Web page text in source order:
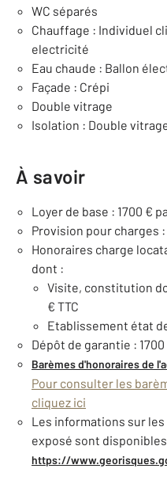
WC séparés
Chauffage : Individuel
electricité
Eau chaude : Ballon
Façade : Crépi
Double vitrage
Isolation : Double
À savoir
Loyer de base : 1700 €
Provision pour charges :
Honoraires charge
dont :
Visite, constitution
€ TTC
Etablissement état
Dépôt de garantie : 1700
Barèmes d'honoraires de
Pour consulter les
cliquez ici
Les informations sur
exposé sont
https://